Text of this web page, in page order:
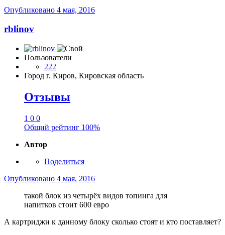
Опубликовано 4 мая, 2016
rblinov
Пользователи
222
Город г. Киров, Кировская область
Отзывы
1 0 0
Общий рейтинг 100%
Автор
Поделиться
Опубликовано 4 мая, 2016
такой блок из четырёх видов топинга для
напитков стоит 600 евро
А картриджи к данному блоку сколько стоят и кто поставляет?